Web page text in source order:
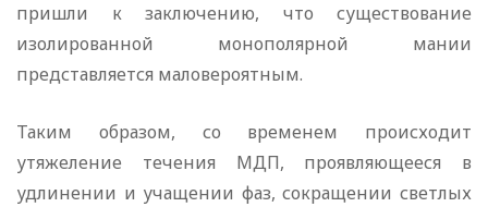
пришли к заключению, что существование
изолированной монополярной мании
представляется маловероятным.
Таким образом, со временем происходит
утяжеление течения МДП, проявляющееся в
удлинении и учащении фаз, сокращении светлых